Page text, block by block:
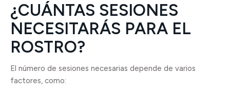
¿CUÁNTAS SESIONES
NECESITARÁS PARA EL
ROSTRO?
El número de sesiones necesarias depende de varios
factores, como: